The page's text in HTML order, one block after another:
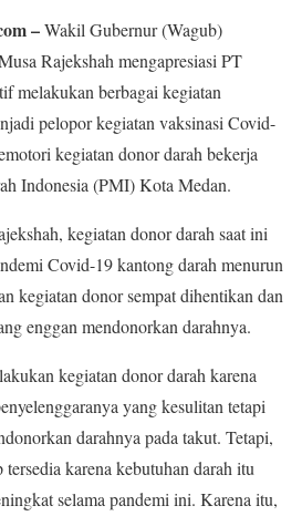
–Wakil Gubernur (Wagub)
Rajekshah mengapresiasi PT
melakukan berbagai kegiatan
pelopor kegiatan vaksinasi Covid-
kegiatan donor darah bekerja
Indonesia (PMI) Kota Medan.
kegiatan donor darah saat ini
Covid-19 kantong darah menurun
kegiatan donor sempat dihentikan dan
enggan mendonorkan darahnya.
kegiatan donor darah karena
yang kesulitan tetapi
darahnya pada takut. Tetapi,
karena kebutuhan darah itu
selama pandemi ini. Karena itu,